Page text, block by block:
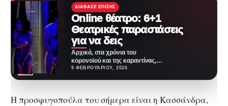
ΔΙΆΒΑΣΕ ΕΠΊΣΗΣ
Online θέατρο: 6+1
Θεατρικές παραστάσεις
για να δεις
Αρχικά, στα χρόνια του
κορονοϊού και της καραντίνας,
ήρθαμε σε επαφή με το
9 ΦΕΒΡΟΥΑΡΊΟΥ, 2026
Η προσφυγοπούλα του σήμερα είναι η Κασσάνδρα,